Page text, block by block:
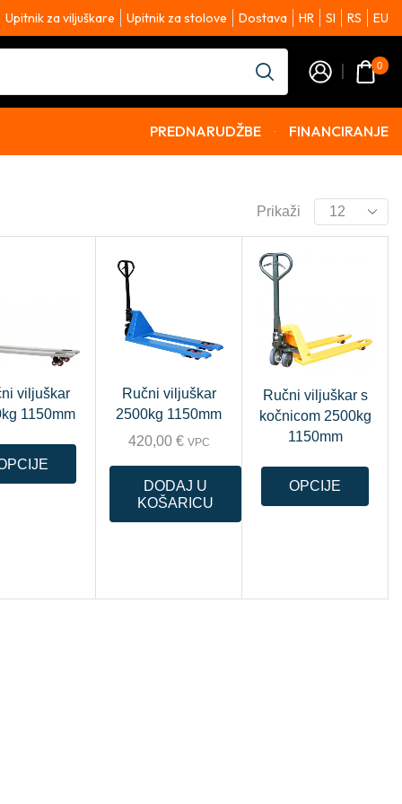
Upitnik za viljuškare Upitnik za stolove Dostava HR SI RS EU
0
PREDNARUDŽBE FINANCIRANJE
Prikaži
viljuškar
1150mm
Ručni viljuškar
2500kg 1150mm
420,00 € VPC
DODAJ U
KOŠARICU
Ručni viljuškar s
kočnicom 2500kg
1150mm
OPCIJE